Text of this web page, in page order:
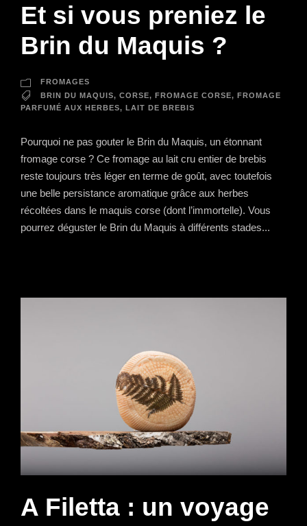
Et si vous preniez le
Brin du Maquis ?
FROMAGES
BRIN DU MAQUIS, CORSE, FROMAGE CORSE, FROMAGE
PARFUMÉ AUX HERBES, LAIT DE BREBIS
Pourquoi ne pas gouter le Brin du Maquis, un étonnant
fromage corse ? Ce fromage au lait cru entier de brebis
reste toujours très léger en terme de goût, avec toutefois
une belle persistance aromatique grâce aux herbes
récoltées dans le maquis corse (dont l’immortelle). Vous
pourrez déguster le Brin du Maquis à différents stades...
A Filetta : un voyage